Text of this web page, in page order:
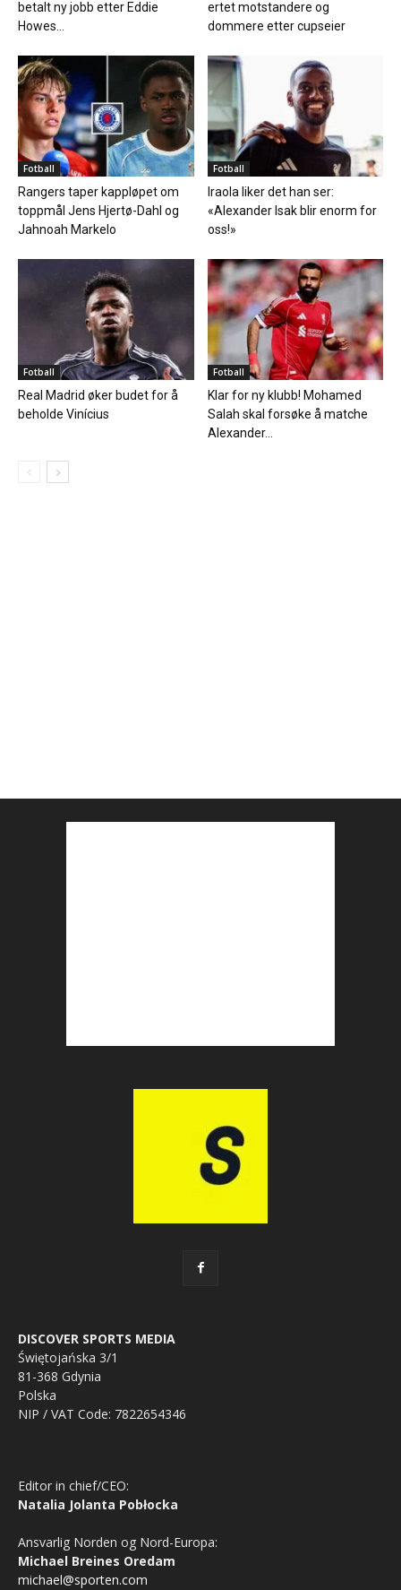
betalt ny jobb etter Eddie
Howes...
ertet motstandere og
dommere etter cupseier
Fotball
Rangers taper kappløpet om
toppmål Jens Hjertø-Dahl og
Jahnoah Markelo
Fotball
Iraola liker det han ser:
«Alexander Isak blir enorm for
oss!»
Fotball
Real Madrid øker budet for å
beholde Vinícius
Fotball
Klar for ny klubb! Mohamed
Salah skal forsøke å matche
Alexander...
DISCOVER SPORTS MEDIA
Świętojańska 3/1
81-368 Gdynia
Polska
NIP / VAT Code: 7822654346
Editor in chief/CEO:
Natalia Jolanta Pobłocka
Ansvarlig Norden og Nord-Europa:
Michael Breines Oredam
michael@sporten.com